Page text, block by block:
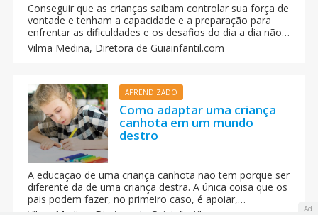
Conseguir que as crianças saibam controlar sua força de
vontade e tenham a capacidade e a preparação para
enfrentar as dificuldades e os desafios do dia a dia não
é assim tão fácil, ainda que se os pais lhes educam
nesse sentido desde quando são ainda bem pequenos,
Vilma Medina, Diretora de Guiainfantil.com
APRENDIZADO
Como adaptar uma criança
canhota em um mundo
destro
A educação de uma criança canhota não tem porque ser
diferente da de uma criança destra. A única coisa que os
pais podem fazer, no primeiro caso, é apoiar,
compreender e colaborar com esmero para que seu
Ad